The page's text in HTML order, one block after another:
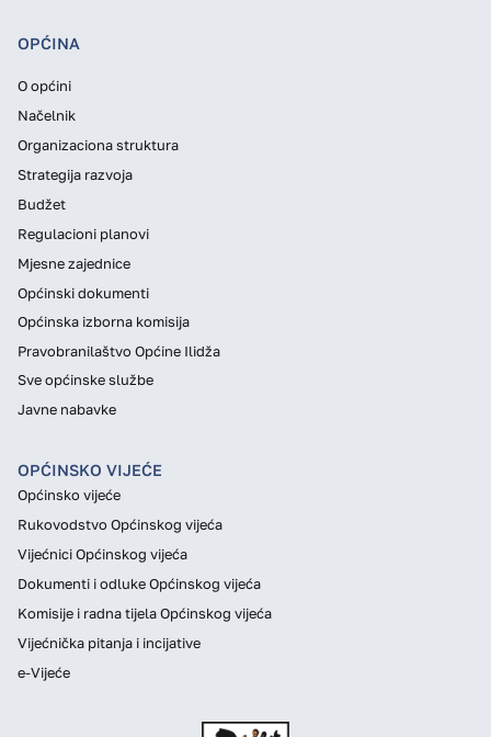
OPĆINA
O općini
Načelnik
Organizaciona struktura
Strategija razvoja
Budžet
Regulacioni planovi
Mjesne zajednice
Općinski dokumenti
Općinska izborna komisija
Pravobranilaštvo Općine Ilidža
Sve općinske službe
Javne nabavke
OPĆINSKO VIJEĆE
Općinsko vijeće
Rukovodstvo Općinskog vijeća
Vijećnici Općinskog vijeća
Dokumenti i odluke Općinskog vijeća
Komisije i radna tijela Općinskog vijeća
Vijećnička pitanja i incijative
e-Vijeće